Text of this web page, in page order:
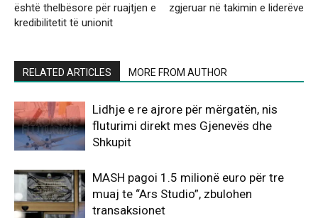
është thelbësore për ruajtjen e
kredibilitetit të unionit
zgjeruar në takimin e liderëve
RELATED ARTICLES MORE FROM AUTHOR
Lidhje e re ajrore për mërgatën, nis
fluturimi direkt mes Gjenevës dhe
Shkupit
MASH pagoi 1.5 milionë euro për tre
muaj te “Ars Studio”, zbulohen
transaksionet